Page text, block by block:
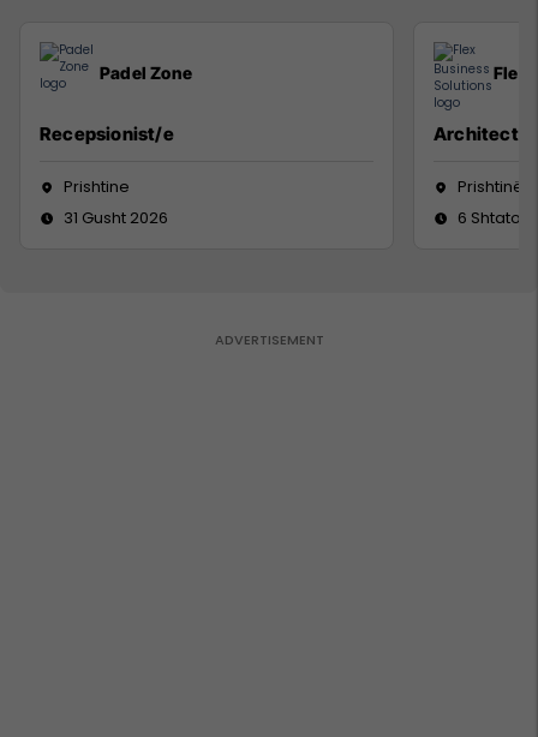
Padel Zone
Recepsionist/e
Prishtine
31 Gusht 2026
Flex
Architect
Prishtinë
6 Shtator